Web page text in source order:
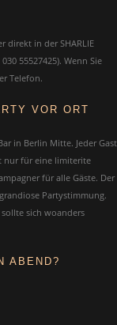
direkt in der SHARLIE
55527425). Wenn Sie
Telefon.
VOR ORT
in Berlin Mitte. Jeder Gast
nur für eine limiterite
für alle Gäste. Der
Partystimmung.
sollte sich woanders
ABEND?